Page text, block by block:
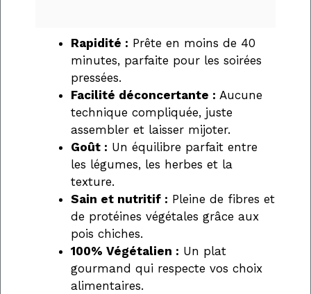
Rapidité : Prête en moins de 40
minutes, parfaite pour les soirées
pressées.
Facilité déconcertante : Aucune
technique compliquée, juste
assembler et laisser mijoter.
Goût : Un équilibre parfait entre
les légumes, les herbes et la
texture.
Sain et nutritif : Pleine de fibres et
de protéines végétales grâce aux
pois chiches.
100% Végétalien : Un plat
gourmand qui respecte vos choix
alimentaires.